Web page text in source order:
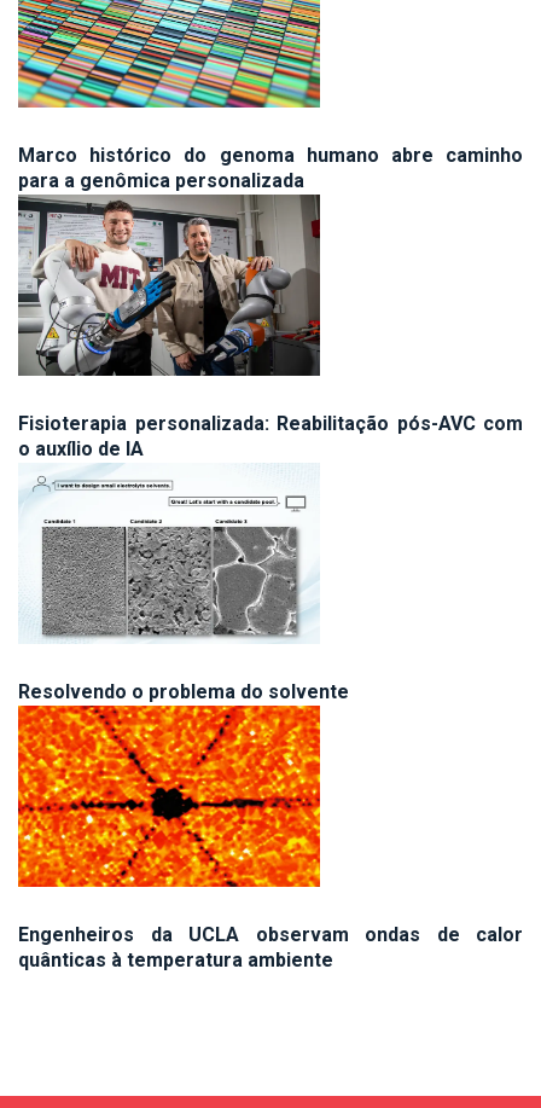
Marco histórico do genoma humano abre caminho
para a genômica personalizada
Fisioterapia personalizada: Reabilitação pós-AVC com
o auxílio de IA
Resolvendo o problema do solvente
Engenheiros da UCLA observam ondas de calor
quânticas à temperatura ambiente